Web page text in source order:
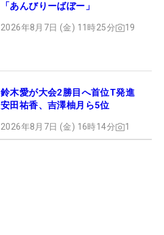
「あんびりーばぼー」
2026年8月7日 (金) 11時25分 19
鈴木愛が大会2勝目へ首位T発進
安田祐香、吉澤柚月ら5位
2026年8月7日 (金) 16時14分 1